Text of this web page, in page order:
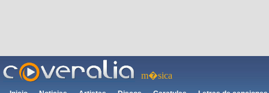
m�sica